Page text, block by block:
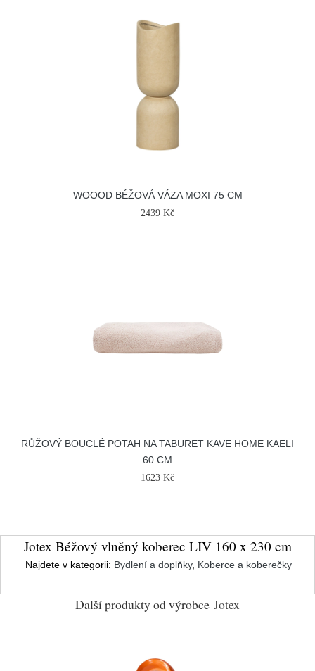
WOOOD BÉŽOVÁ VÁZA MOXI 75 CM
2439 Kč
RŮŽOVÝ BOUCLÉ POTAH NA TABURET KAVE HOME KAELI
60 CM
1623 Kč
Jotex Béžový vlněný koberec LIV 160 x 230 cm
Najdete v kategorii: Bydlení a doplňky, Koberce a koberečky
Další produkty od výrobce Jotex